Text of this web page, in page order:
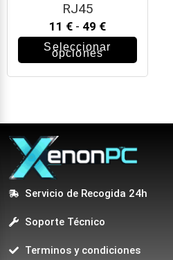
RJ45
11 € - 49 €
Seleccionar
opciones
Servicio de Recogida 24h
Soporte Técnico
Terminos y condiciones